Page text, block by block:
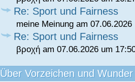
Re: Sport und Fairness
meine Meinung am
Re: Sport und Fairness
βροχή am 07.06.2026 um
Über Vorzeichen und Wunder